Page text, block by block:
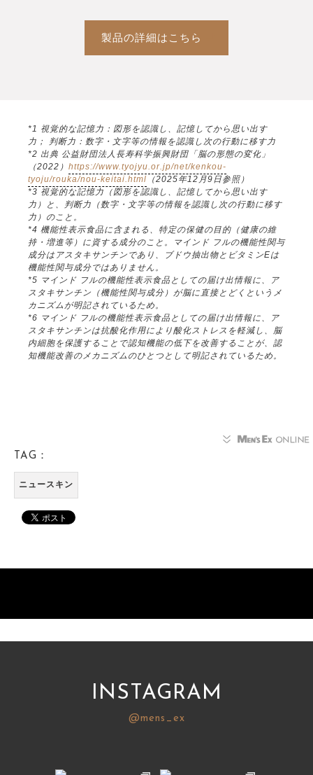
製品の詳細はこちら
*1 視覚的な記憶力：図形を認識し、記憶してから思い出す
力； 判断力：数字・文字等の情報を認識し次の行動に移す力
*2 出典 公益財団法人長寿科学振興財団「脳の形態の変化」
（2022） https://www.tyojyu.or.jp/net/kenkou-
tyoju/rouka/nou-keitai.html （2025年12月9日参照）
*3 視覚的な記憶力（図形を認識し、記憶してから思い出す
力）と、判断力（数字・文字等の情報を認識し次の行動に移す
力）のこと。
*4 機能性表示食品に含まれる、特定の保健の目的（健康の維
持・増進等）に資する成分のこと。マインド フルの機能性関与
成分はアスタキサンチンであり、ブドウ抽出物とビタミンEは
機能性関与成分ではありません。
*5 マインド フルの機能性表示食品としての届け出情報に、ア
スタキサンチン（機能性関与成分）が脳に直接とどくというメ
カニズムが明記されているため。
*6 マインド フルの機能性表示食品としての届け出情報に、ア
スタキサンチンは抗酸化作用により酸化ストレスを軽減し、脳
内細胞を保護することで認知機能の低下を改善することが、認
知機能改善のメカニズムのひとつとして明記されているため。
TAG：
ニュースキン
INSTAGRAM
@mens_ex